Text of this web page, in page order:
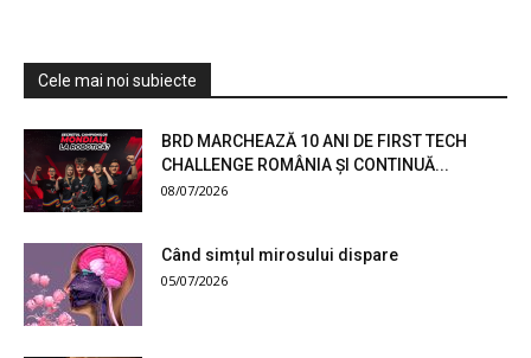
Cele mai noi subiecte
BRD MARCHEAZĂ 10 ANI DE FIRST TECH
CHALLENGE ROMÂNIA ȘI CONTINUĂ...
08/07/2026
Când simțul mirosului dispare
05/07/2026